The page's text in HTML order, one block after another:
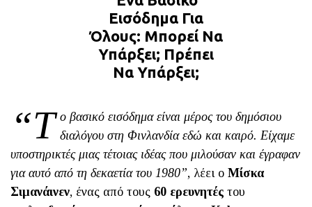
Eισόδημα Για
Όλους: Μπορεί Να
Υπάρξει; Πρέπει
Να Υπάρξει;
“Τ ο βασικό εισόδημα είναι μέρος του δημόσιου
διαλόγου στη Φινλανδία εδώ και καιρό. Είχαμε
υποστηρικτές μιας τέτοιας ιδέας που μιλούσαν και έγραφαν
για αυτό από τη δεκαετία του 1980”, λέει ο Μίσκα
Σιμανάινεν, ένας από τους 60 ερευνητές του